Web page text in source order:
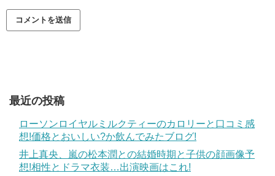
最近の投稿
ローソンロイヤルミルクティーのカロリーと口コミ感
想!価格とおいしい?か飲んでみたブログ!
井上真央、嵐の松本潤との結婚時期と子供の顔画像予
想!相性とドラマ衣装…出演映画はこれ!